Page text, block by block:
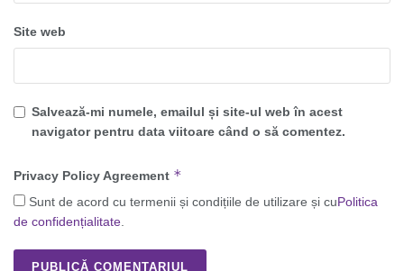
Site web
Salvează-mi numele, emailul și site-ul web în acest
navigator pentru data viitoare când o să comentez.
Privacy Policy Agreement *
Sunt de acord cu termenii și condițiile de utilizare și cuPolitica
de confidențialitate.